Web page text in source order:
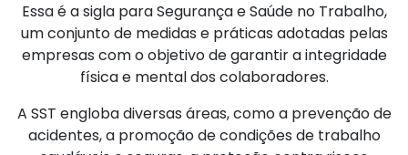
Essa é a sigla para Segurança e Saúde no Trabalho,
um conjunto de medidas e práticas adotadas pelas
empresas com o objetivo de garantir a integridade
física e mental dos colaboradores.
A SST engloba diversas áreas, como a prevenção de
acidentes, a promoção de condições de trabalho